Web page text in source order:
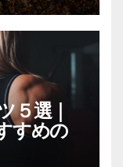
５選｜
すめの